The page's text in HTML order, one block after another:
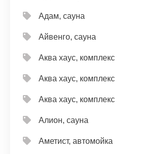
Адам, сауна
Айвенго, сауна
Аква хаус, комплекс
Аква хаус, комплекс
Аква хаус, комплекс
Алион, сауна
Аметист, автомойка